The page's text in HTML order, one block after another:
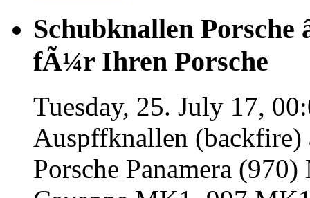
Schubknallen Porsche
fÃ¼r Ihren Porsche
Tuesday, 25. July 17,
Auspffknallen
Porsche Panamera